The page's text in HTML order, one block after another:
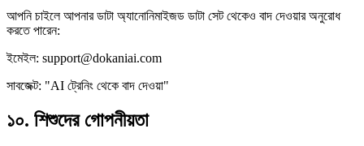
আপনি চাইলে আপনার ডাটা অ্যানোনিমাইজড ডাটা সেট থেকেও বাদ দেওয়ার অনুরোধ
করতে পারেন:
ইমেইল: support@dokaniai.com
সাবজেক্ট: "AI ট্রেনিং থেকে বাদ দেওয়া"
১০. শিশুদের গোপনীয়তা